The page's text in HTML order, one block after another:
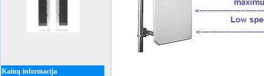
Kainų informacija